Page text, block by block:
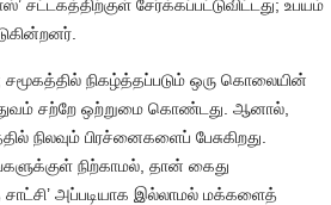
சேர்க்கப்பட்டுவிட்டது; உபயம்
சமூகத்தில் நிகழ்த்தப்படும் ஒரு கொலையின்
சற்றே ஒற்றுமை கொண்டது. ஆனால்,
நிலவும் பிரச்னைகளைப் பேசுகிறது.
நிற்காமல், தான் கைது
சாட்சி’ அப்படியாக இல்லாமல் மக்களைத்